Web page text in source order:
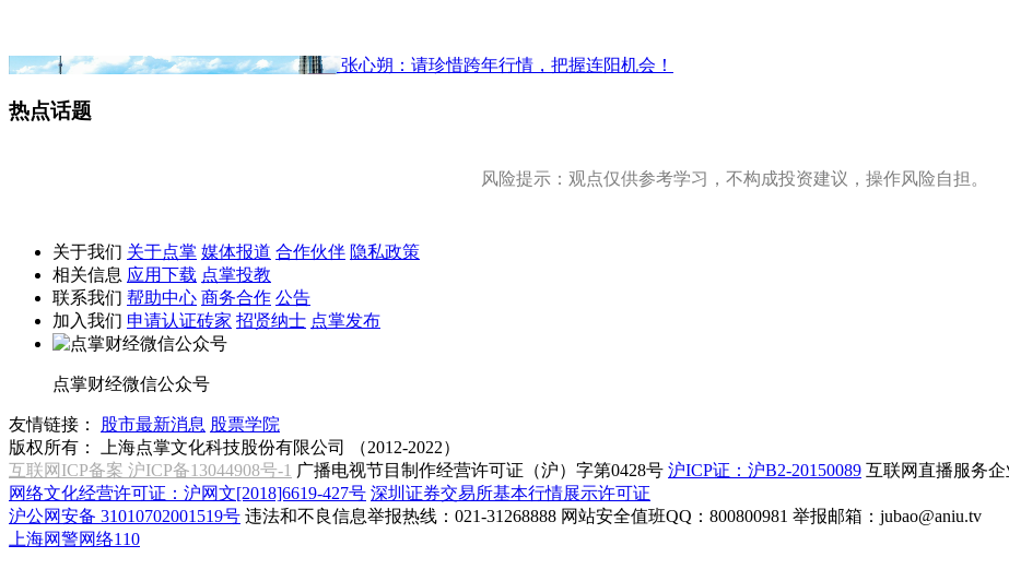
张心朔：请珍惜跨年行情，把握连阳机会！
热点话题
风险提示：观点仅供参考学习，不构成投资建议，操作风险自担。
关于我们 关于点掌 媒体报道 合作伙伴 隐私政策
相关信息 应用下载 点掌投教
联系我们 帮助中心 商务合作 公告
加入我们 申请认证砖家 招贤纳士 点掌发布
点掌财经微信公众号
友情链接： 股市最新消息 股票学院
版权所有：
上海点掌文化科技股份有限公司 （2012-2022）
互联网ICP备案 沪ICP备13044908号-1 广播电视节目制作经营许可证（沪）字第0428号 沪ICP证：沪B2-20150089 互联网直播服务企
网络文化经营许可证：沪网文[2018]6619-427号 深圳证券交易所基本行情展示许可证
沪公网安备 31010702001519号 违法和不良信息举报热线：021-31268888 网站安全值班QQ：800800981 举报邮箱： jubao@aniu.tv
上海网警网络110